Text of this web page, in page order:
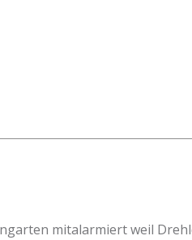
mitalarmiert weil